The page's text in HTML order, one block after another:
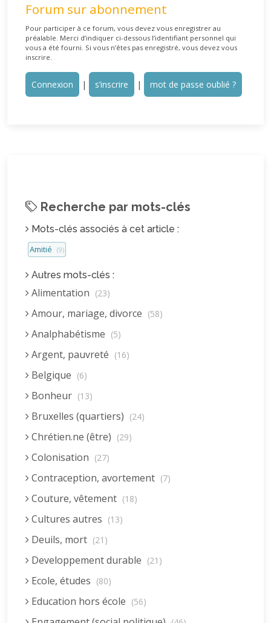
Forum sur abonnement
Pour participer à ce forum, vous devez vous enregistrer au
préalable. Merci d’indiquer ci-dessous l’identifiant personnel qui
vous a été fourni. Si vous n’êtes pas enregistré, vous devez vous
inscrire.
Connexion | s’inscrire | mot de passe oublié ?
Recherche par mots-clés
Mots-clés associés à cet article :
Amitié (9)
Autres mots-clés :
Alimentation (23)
Amour, mariage, divorce (58)
Analphabétisme (5)
Argent, pauvreté (16)
Belgique (6)
Bonheur (13)
Bruxelles (quartiers) (24)
Chrétien.ne (être) (29)
Colonisation (27)
Contraception, avortement (7)
Couture, vêtement (18)
Cultures autres (13)
Deuils, mort (21)
Developpement durable (21)
Ecole, études (80)
Education hors école (56)